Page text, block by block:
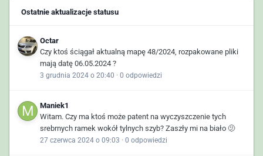
Ostatnie aktualizacje statusu
Octar
Czy ktoś ściągał aktualną mapę 48/2024, rozpakowane pliki
mają datę 06.05.2024 ?
3 grudnia 2024 o 20:40 · 0 odpowiedzi
Maniek1
Witam. Czy ma ktoś może patent na wyczyszczenie tych
srebrnych ramek wokół tylnych szyb? Zaszły mi na biało 🫤
27 czerwca 2024 o 09:03 · 0 odpowiedzi